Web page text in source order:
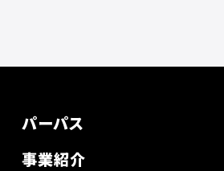
パーパス
事業紹介